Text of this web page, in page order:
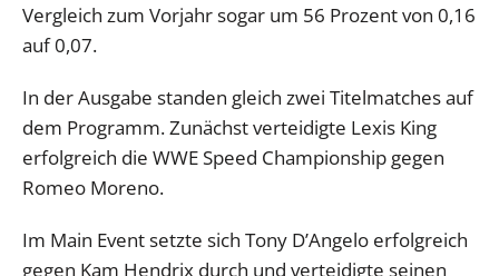
Vergleich zum Vorjahr sogar um 56 Prozent von 0,16
auf 0,07.
In der Ausgabe standen gleich zwei Titelmatches auf
dem Programm. Zunächst verteidigte Lexis King
erfolgreich die WWE Speed Championship gegen
Romeo Moreno.
Im Main Event setzte sich Tony D’Angelo erfolgreich
gegen Kam Hendrix durch und verteidigte seinen